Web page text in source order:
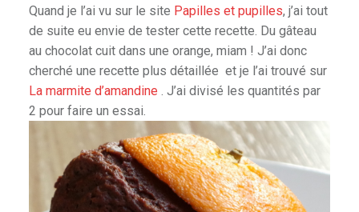
Quand je l’ai vu sur le site Papilles et pupilles, j’ai tout
de suite eu envie de tester cette recette. Du gâteau
au chocolat cuit dans une orange, miam ! J’ai donc
cherché une recette plus détaillée et je l’ai trouvé sur
La marmite d’amandine . J’ai divisé les quantités par
2 pour faire un essai.